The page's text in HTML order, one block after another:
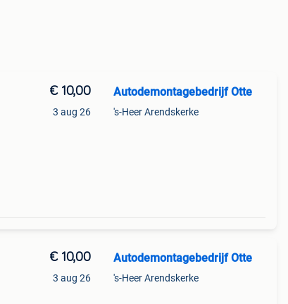
€ 10,00
3 aug 26
Autodemontagebedrijf Otte
's-Heer Arendskerke
€ 10,00
3 aug 26
Autodemontagebedrijf Otte
's-Heer Arendskerke